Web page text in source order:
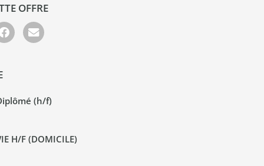
OFFRE
(h/f)
H/F (DOMICILE)